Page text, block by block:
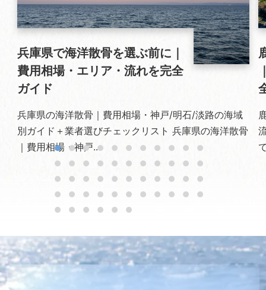
兵庫県で海洋散骨を選ぶ前に｜
費用相場・エリア・流れを完全
ガイド
兵庫県の海洋散骨｜費用相場・神戸/明石/淡路の海域
別ガイド＋業者選びチェックリスト 兵庫県の海洋散骨
｜費用相場・神戸...